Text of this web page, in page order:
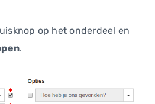
op het onderdeel en
.